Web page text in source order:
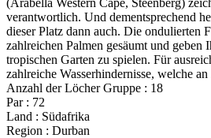
verantwortlich. Und dementsprechend
dieser Platz dann auch. Die ondulierten
zahlreichen Palmen gesäumt und geben
tropischen Garten zu spielen. Für
zahlreiche Wasserhindernisse, welche
Anzahl der Löcher Gruppe : 18
Par : 72
Land : Südafrika
Region : Durban